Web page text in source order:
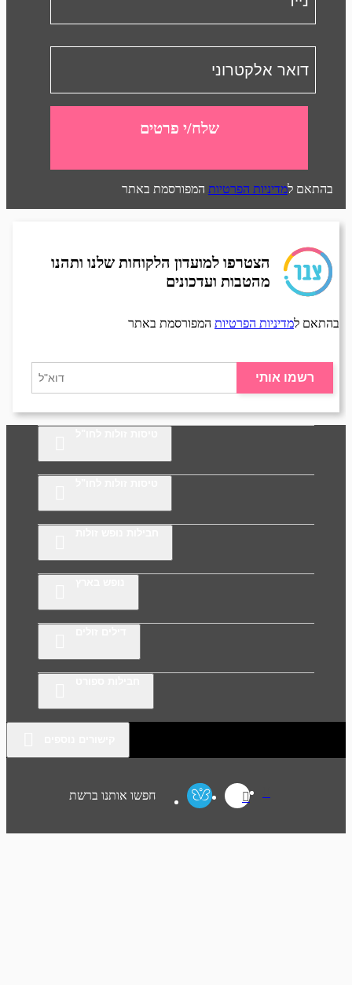
שלח/י פרטים
בהתאם למדיניות הפרטיות המפורסמת באתר
הצטרפו למועדון הלקוחות שלנו ותהנו
מהטבות ועדכונים
בהתאם למדיניות הפרטיות המפורסמת באתר
רשמו אותי
חפשו אותנו ברשת